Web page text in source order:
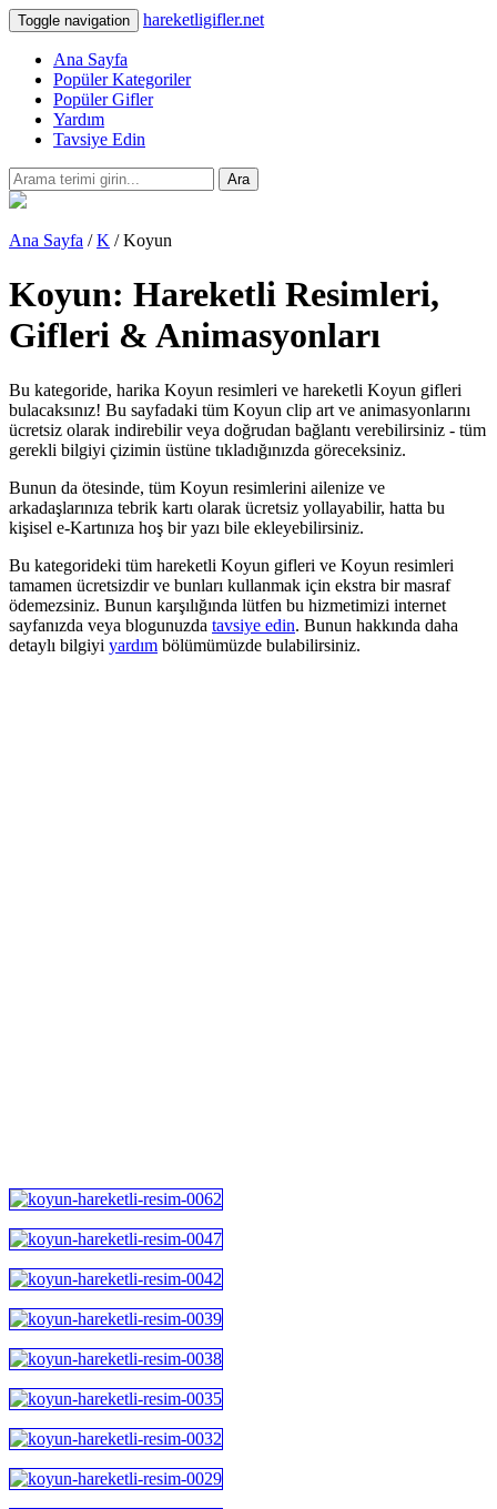
Toggle navigation hareketligifler.net
Ana Sayfa
Popüler Kategoriler
Popüler Gifler
Yardım
Tavsiye Edin
Ara
Ana Sayfa /K / Koyun
Koyun: Hareketli Resimleri,
Gifleri & Animasyonları
Bu kategoride, harika Koyun resimleri ve hareketli Koyun gifleri
bulacaksınız! Bu sayfadaki tüm Koyun clip art ve animasyonlarını
ücretsiz olarak indirebilir veya doğrudan bağlantı verebilirsiniz - tüm
gerekli bilgiyi çizimin üstüne tıkladığınızda göreceksiniz.
Bunun da ötesinde, tüm Koyun resimlerini ailenize ve
arkadaşlarınıza tebrik kartı olarak ücretsiz yollayabilir, hatta bu
kişisel e-Kartınıza hoş bir yazı bile ekleyebilirsiniz.
Bu kategorideki tüm hareketli Koyun gifleri ve Koyun resimleri
tamamen ücretsizdir ve bunları kullanmak için ekstra bir masraf
ödemezsiniz. Bunun karşılığında lütfen bu hizmetimizi internet
sayfanızda veya blogunuzda tavsiye edin. Bunun hakkında daha
detaylı bilgiyi yardım bölümümüzde bulabilirsiniz.